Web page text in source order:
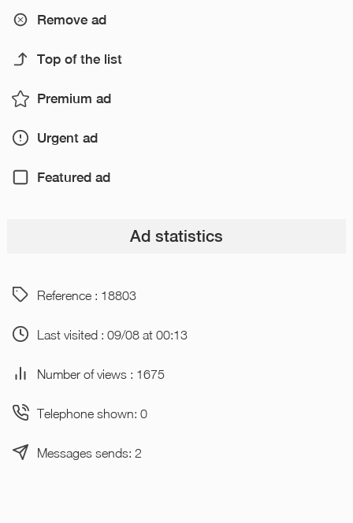
Remove ad
Top of the list
Premium ad
Urgent ad
Featured ad
Ad statistics
Reference : 18803
Last visited : 09/08 at 00:13
Number of views : 1675
Telephone shown: 0
Messages sends: 2